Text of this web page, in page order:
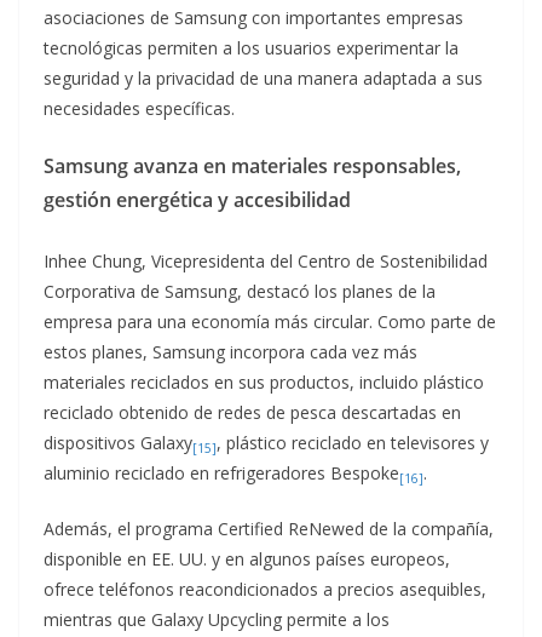
asociaciones de Samsung con importantes empresas
tecnológicas permiten a los usuarios experimentar la
seguridad y la privacidad de una manera adaptada a sus
necesidades específicas.
Samsung avanza en materiales responsables,
gestión energética y accesibilidad
Inhee Chung, Vicepresidenta del Centro de Sostenibilidad
Corporativa de Samsung, destacó los planes de la
empresa para una economía más circular. Como parte de
estos planes, Samsung incorpora cada vez más
materiales reciclados en sus productos, incluido plástico
reciclado obtenido de redes de pesca descartadas en
dispositivos Galaxy[15], plástico reciclado en televisores y
aluminio reciclado en refrigeradores Bespoke[16].
Además, el programa Certified ReNewed de la compañía,
disponible en EE. UU. y en algunos países europeos,
ofrece teléfonos reacondicionados a precios asequibles,
mientras que Galaxy Upcycling permite a los